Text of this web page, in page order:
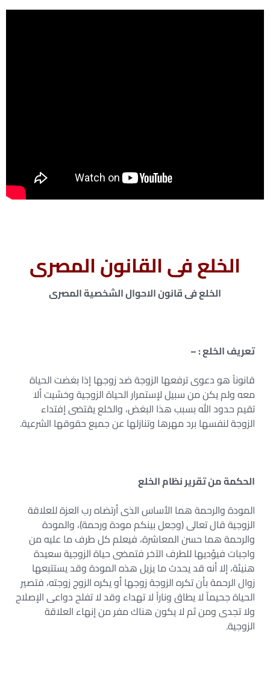
الخلع فى القانون المصرى
الخلع فى قانون الاحوال الشخصية المصرى
تعريف الخلع : –
قانوناً هو دعوى ترفعها الزوجة ضد زوجها إذا بغضت الحياة
معه ولم يكن من سبيل لإستمرار الحياة الزوجية وخشيت ألا
تقيم حدود الله بسبب هذا البغض، والخلع يقتضى إفتداء
الزوجة لنفسها برد مهرها وتنازلها عن جميع حقوقها الشرعية.
الحكمة من تقرير نظام الخلع
المودة والرحمة هما الأساس الذى أرتضاه رب العزة للعلاقة
الزوجية قال تعالى (وجعل بينكم مودة ورحمة)، والمودة
والرحمة هما حسن المعاشرة، فيعلم كل طرف ما عليه من
واجبات فيؤديها للطرف الآخر فتمضى حياة الزوجية سعيدة
هنيئة، إلا أنه قد يحدث ما يزيل هذه المودة وقد يستتبعها
زوال الرحمة بأن تكره الزوجة زوجها أو يكره الزوج زوجته، فتصير
الحياة جحيماً لا يطاق وناراً لا تهداء وقد لا تفلح دواعى الإصلاح
ولا تجدى ومن ثم لا يكون هناك مفر من إنهاء العلاقة
الزوجية.